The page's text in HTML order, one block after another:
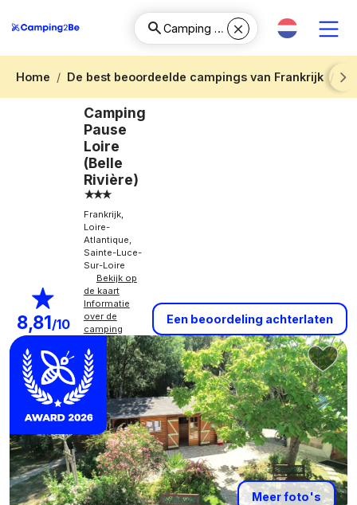
Home De best beoordeelde campings van Frankrijk
Next
8,81/10
Camping
Pause
Loire
(Belle
Rivière)
Frankrijk,
Loire-
Atlantique,
Sainte-Luce-
Sur-Loire
Bekijk op
de kaart
Informatie
over de
camping
Een beoordeling achterlaten
Meer foto's